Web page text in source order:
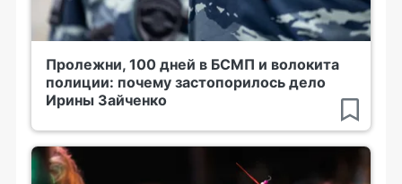
Пролежни, 100 дней в БСМП и волокита
полиции: почему застопорилось дело
Ирины Зайченко